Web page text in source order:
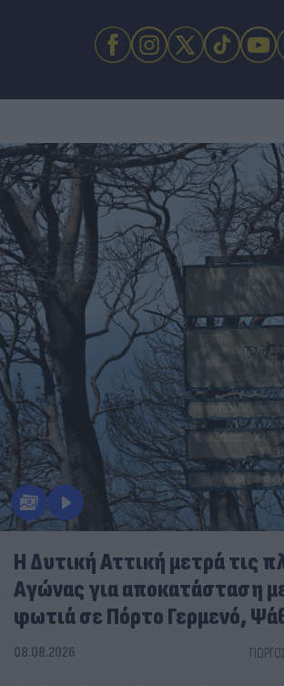
Η Δυτική Αττική μετρά τις
Αγώνας για αποκατάσταση
φωτιά σε Πόρτο Γερμενό,
08.08.2026